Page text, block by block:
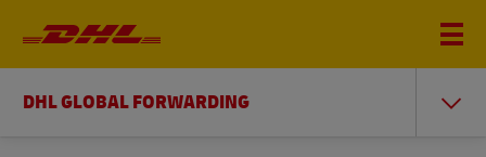
DHL GLOBAL FORWARDING